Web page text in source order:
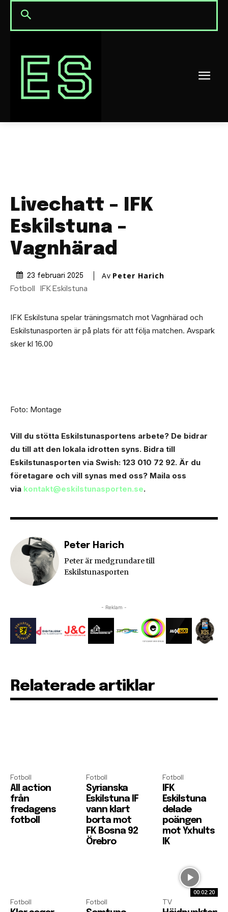
Livechatt – IFK
Eskilstuna –
Vagnhärad
23 februari 2025 Av Peter Harich
Fotboll IFK Eskilstuna
IFK Eskilstuna spelar träningsmatch mot Vagnhärad och
Eskilstunasporten är på plats för att följa matchen. Avspark
sker kl 16.00
Foto: Montage
Vill du stötta Eskilstunasportens arbete? Dе bidrar
du till att den lokala idrotten syns. Bidra till
Eskilstunasporten via Swish: 123 010 72 92. Är du
företagare och vill synas med oss? Maila oss
via kontakt@eskilstunasporten.se.
Peter Harich
Peter är medgrundare till
Eskilstunasporten
- Reklam -
Relaterade artiklar
Fotboll
All action
från
fredagens
fotboll
Fotboll
Syrianska
Eskilstuna IF
vann klart
borta mot
FK Bosna 92
Örebro
Fotboll
IFK
Eskilstuna
delade
poängen
mot Yxhults
IK
Fotboll Fotboll
00:02:20
TV